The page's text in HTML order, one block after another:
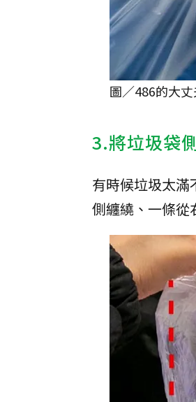
圖／486的大
3.將垃圾袋
有時候垃圾太
側纏繞、一條從